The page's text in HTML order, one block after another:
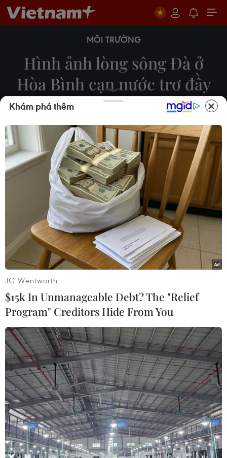
MÔI TRƯỜNG
Hình ảnh lòng sông Đà ở
Hòa Bình cạn nước trơ đầy
sỏi đá
13/06/2023 08:56
Nắng nóng kéo dài đã làm hồ thủy điện Hòa Bình
dần tiệm cận mực nước chết, trong khi hạ lưu
Sông Đà đoạn phía dưới chân đập thủy điện Hòa
Bình có những thời điểm nước cạn trơ đáy.
Lòng sông Đà cạn nước trơ đầy sỏi đá. (Ảnh: Trọng Đạt/TTXVN)
Khám phá thêm
JG Wentworth
$15k In Unmanageable Debt? The "Relief
Program" Creditors Hide From You